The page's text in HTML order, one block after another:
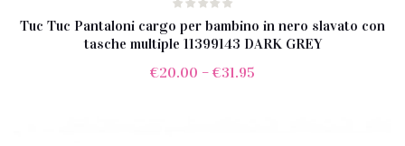
Tuc Tuc Pantaloni cargo per bambino in nero slavato con
tasche multiple 11399143 DARK GREY
€20.00 – €31.95